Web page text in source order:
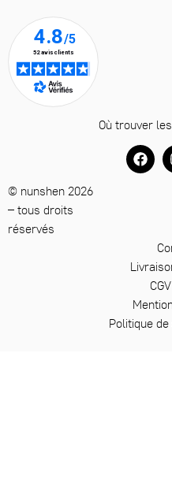
Politique
Où trouver
© nunshen 2026
– tous droits
réservés